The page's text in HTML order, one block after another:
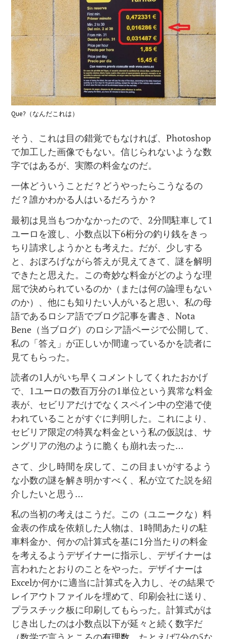
Que?（なんだこれは）
そう、これは目の錯覚でもなければ、Photoshop
で加工した画像でもない。信じられないような数
字ではあるが、実際の料金なのだ。
一体どういうことだ？どうやったらこうなるの
だ？誰かわかる人はいるだろうか？
最初は見当もつかなかったので、2分間駐車して1
ユーロを渡し、小数点以下6桁分の釣り銭をきっ
ちり請求しようかとも考えた。だが、少しする
と、おぼろげながら答えが見えてきて、謎を解明
できたと思えた。この奇妙な料金がどのような理
屈で決められているのか（または何の論理もない
のか）、他にも知りたい人がいると思い、私の母
語であるロシア語でブログ記事を書き、Nota
Bene（当ブログ）のロシア語ページで公開して、
私の「答え」が正しいか間違っているかを読者に
見てもらった。
読者の1人がいち早くコメントしてくれたおかげ
で、1ユーロの数百万分の1単位という異常な料金
表が、セビリアだけでなくスペイン中の空港で使
われていることがすぐに判明した。これにより、
セビリア限定の特異な料金という私の仮説は、サ
ングリアの泡のように脆くも崩れ去った…
さて、少し時間を戻して、この目まいがするよう
な小数の謎を解き明かすべく、私が立てた説を紹
介したいと思う…
私の当初の考えはこうだ。この（ユニークな）料
金表の作成を依頼した人物は、1時間あたりの駐
車料金か、何かの計算式を基に1分当たりの料金
を考えるようデザイナーに指示し、デザイナーは
言われたとおりのことをやった。デザイナーは
Excelか何かに適当に計算式を入力し、その結果で
レイアウトファイルを埋めて、印刷会社に送り、
プラスチック板に印刷してもらった。計算式がは
じき出したのは小数点以下が延々と続く数字だ